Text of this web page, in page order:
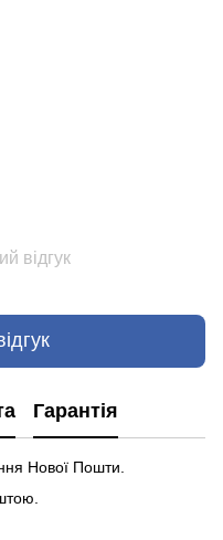
відгук
Гарантія
Нової Пошти.